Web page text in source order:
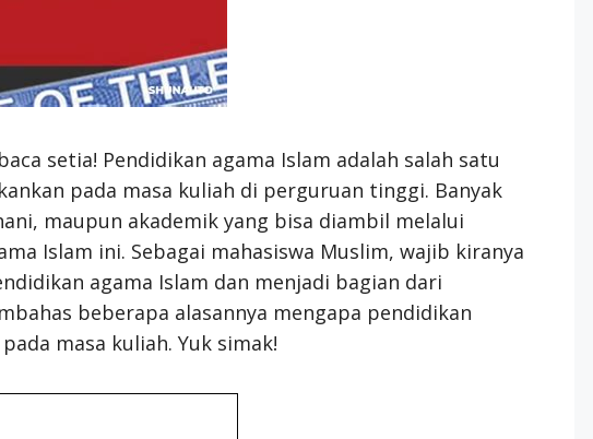
setia! Pendidikan agama Islam adalah salah satu
pada masa kuliah di perguruan tinggi. Banyak
maupun akademik yang bisa diambil melalui
Islam ini. Sebagai mahasiswa Muslim, wajib kiranya
agama Islam dan menjadi bagian dari
beberapa alasannya mengapa pendidikan
masa kuliah. Yuk simak!